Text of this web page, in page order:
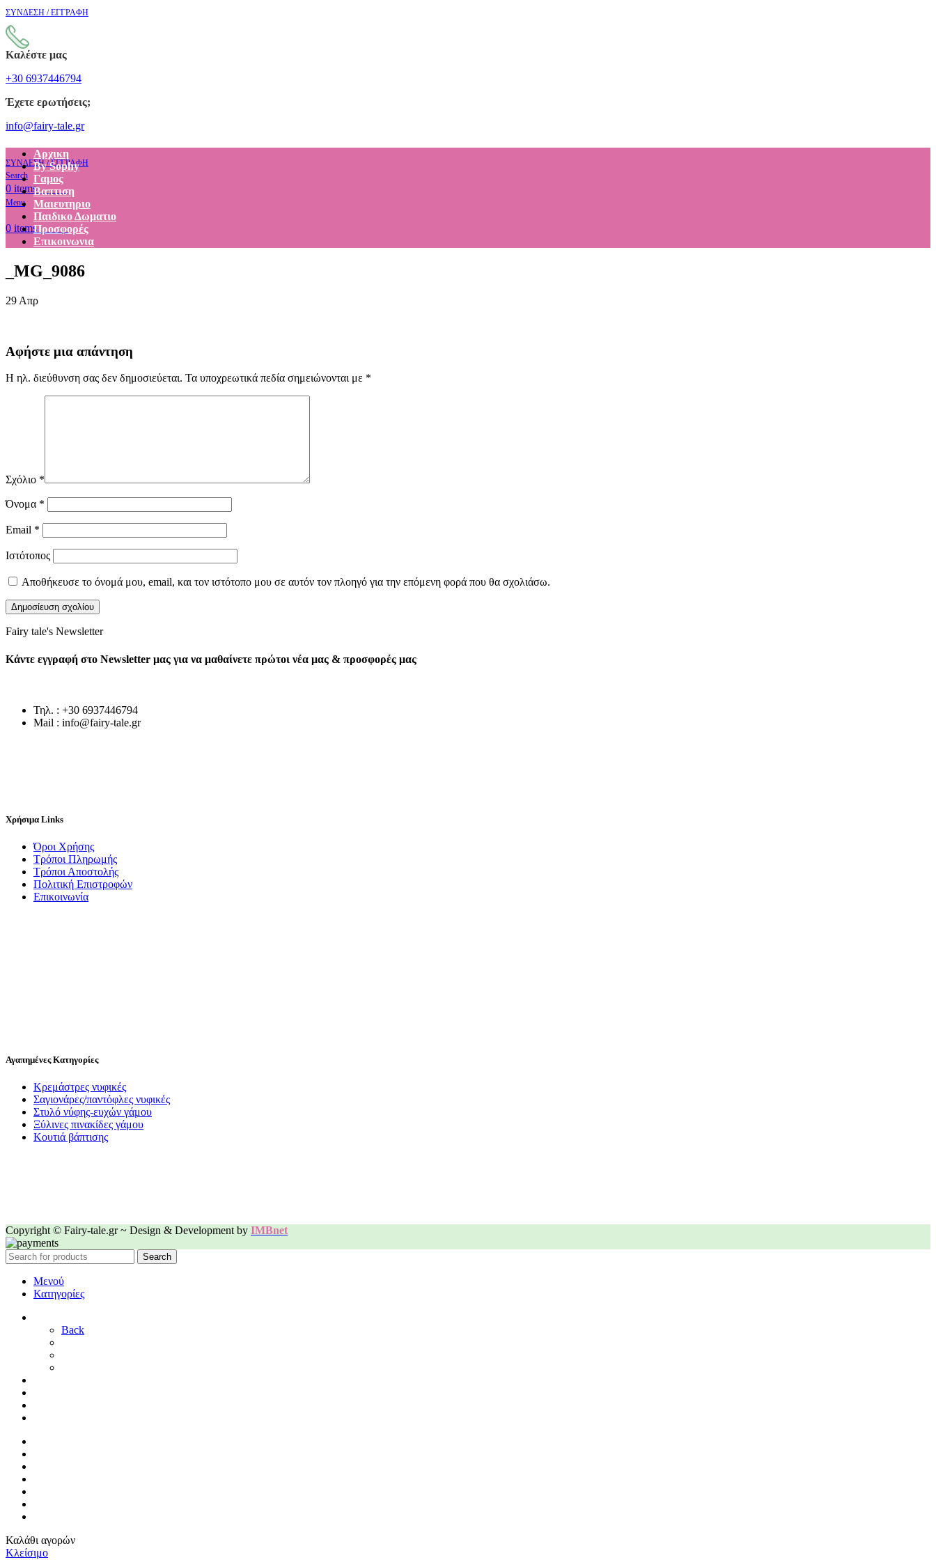
ΣΥΝΔΕΣΗ / ΕΓΓΡΑΦΗ
Καλέστε μας
+30 6937446794
Έχετε ερωτήσεις;
info@fairy-tale.gr
ΣΥΝΔΕΣΗ / ΕΓΓΡΑΦΗ
Search
0 items €0.00
Menu
0 items €0.00
Αρχικη
By Sophy
Γαμος
Βαπτιση
Μαιευτηριο
Παιδικο Δωματιο
Προσφορές
Επικοινωνια
_MG_9086
29 Απρ
Αφήστε μια απάντηση
Η ηλ. διεύθυνση σας δεν δημοσιεύεται. Τα υποχρεωτικά πεδία σημειώνονται με *
Σχόλιο *
Όνομα *
Email *
Ιστότοπος
Αποθήκευσε το όνομά μου, email, και τον ιστότοπο μου σε αυτόν τον πλοηγό για την επόμενη φορά που θα σχολιάσω.
Fairy tale's Newsletter
Κάντε εγγραφή στο Newsletter μας για να μαθαίνετε πρώτοι νέα μας & προσφορές μας
Τηλ. : +30 6937446794
Mail : info@fairy-tale.gr
Χρήσιμα Links
Όροι Χρήσης
Τρόποι Πληρωμής
Τρόποι Αποστολής
Πολιτική Επιστροφών
Επικοινωνία
Αγαπημένες Κατηγορίες
Κρεμάστρες νυφικές
Σαγιονάρες/παντόφλες νυφικές
Στυλό νύφης-ευχών γάμου
Ξύλινες πινακίδες γάμου
Κουτιά βάπτισης
Copyright © Fairy-tale.gr ~ Design & Development by IMBnet
Search
Μενού
Κατηγορίες
Back
Καλάθι αγορών
Κλείσιμο